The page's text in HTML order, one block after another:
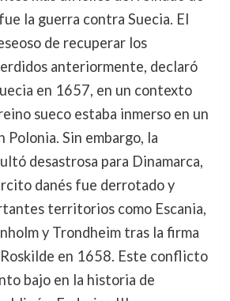
la guerra contra Suecia. El
de recuperar los
anteriormente, declaró
en 1657, en un contexto
sueco estaba inmerso en un
Sin embargo, la
desastrosa para Dinamarca,
danés fue derrotado y
territorios como Escania,
y Trondheim tras la firma
Roskilde en 1658. Este conflicto
bajo en la historia de